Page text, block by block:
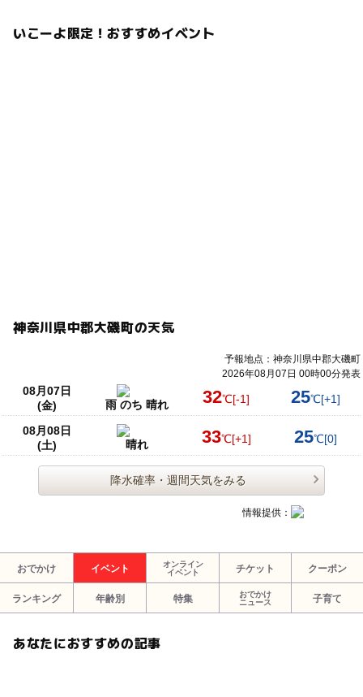
いこーよ限定！おすすめイベント
神奈川県中郡大磯町の天気
予報地点：神奈川県中郡大磯町
2026年08月07日 00時00分発表
08月07日
(金)
雨 のち 晴れ 32℃[-1] 25℃[+1]
08月08日
(土)
晴れ 33℃[+1] 25℃[0]
降水確率・週間天気をみる
情報提供：
おでかけ イベント
オンライン
イベント
チケット クーポン
ランキング 年齢別 特集
おでかけ
ニュース
子育て
あなたにおすすめの記事